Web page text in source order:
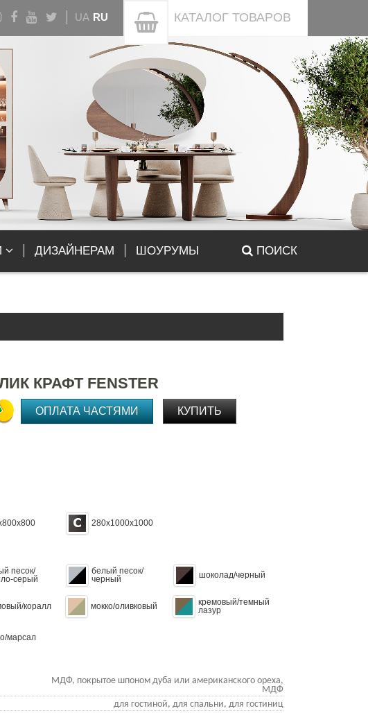
UA RU КАТАЛОГ ТОВАРОВ
ДИЗАЙНЕРАМ ШОУРУМЫ ПОИСК
КРАФТ FENSTER
ОПЛАТА ЧАСТЯМИ КУПИТЬ
280х1000х1000
песок/
серый
белый песок/
черный
шоколад/черный
коралл мокко/оливковый
кремовый/темный
лазур
марсал
МДФ, покрытое шпоном дуба или американского ореха,
МДФ
для гостиной, для спальни, для гостиниц